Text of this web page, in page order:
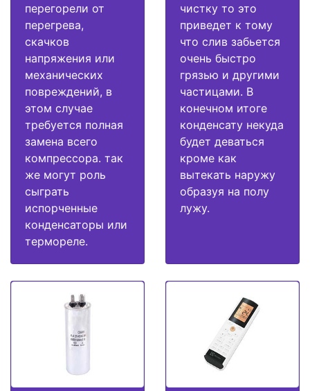
перегорели от
перегрева,
скачков
напряжения или
механических
повреждений, в
этом случае
требуется полная
замена всего
компрессора. так
же могут роль
сыграть
испорченные
конденсаторы или
термореле.
чистку то это
приведет к тому
что слив забьется
очень быстро
грязью и другими
частицами. В
конечном итоге
конденсату некуда
будет деваться
кроме как
вытекать наружу
образуя на полу
лужу.